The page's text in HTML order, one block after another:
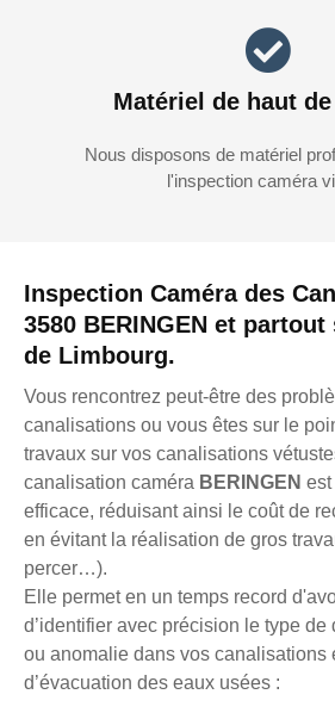
Inspection Caméra des
3580 BERINGEN et
de Limbourg.
Vous rencontrez peut-être des
canalisations ou vous êtes sur le
travaux sur vos canalisations
canalisation caméra BERINGEN
efficace, réduisant ainsi le coût de
en évitant la réalisation de gros
percer…).
Elle permet en un temps record
d’identifier avec précision le type
ou anomalie dans vos canalisations
d’évacuation des eaux usées :
Matériel de haut
Nous disposons de matériel
l'inspection caméra